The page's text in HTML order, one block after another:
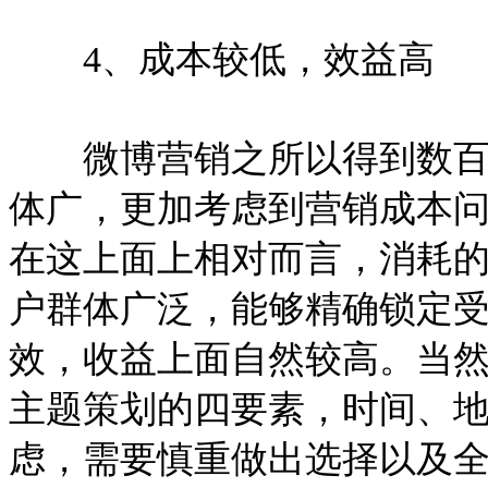
4、成本较低，效益高
微博营销之所以得到数百
体广，更加考虑到营销成本
在这上面上相对而言，消耗
户群体广泛，能够精确锁定
效，收益上面自然较高。当
主题策划的四要素，时间、
虑，需要慎重做出选择以及